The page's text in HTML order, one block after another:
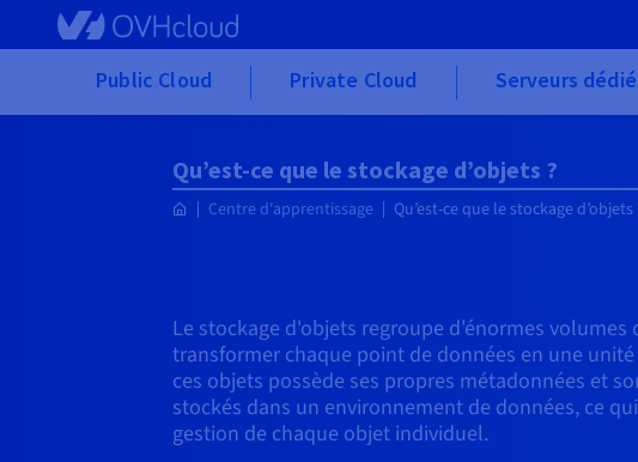
Skip to main content
Public Cloud Private Cloud Serveurs
Qu’est-ce que le stockage d’objets ?
Centre d'apprentissage Qu’est-ce que le stockage d’objets
Le stockage d'objets regroupe d'énormes
transformer chaque point de données en une
ces objets possède ses propres métadonnées et
stockés dans un environnement de données, ce
gestion de chaque objet individuel.